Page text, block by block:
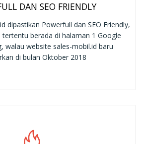
DAN SEO FRIENDLY
dipastikan Powerfull dan SEO Friendly,
tertentu berada di halaman 1 Google
walau website sales-mobil.id baru
di bulan Oktober 2018